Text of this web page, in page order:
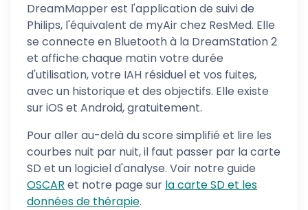
DreamMapper est l'application de suivi de
Philips, l'équivalent de myAir chez ResMed. Elle
se connecte en Bluetooth à la DreamStation 2
et affiche chaque matin votre durée
d'utilisation, votre IAH résiduel et vos fuites,
avec un historique et des objectifs. Elle existe
sur iOS et Android, gratuitement.
Pour aller au-delà du score simplifié et lire les
courbes nuit par nuit, il faut passer par la carte
SD et un logiciel d'analyse. Voir notre guide
OSCAR et notre page sur la carte SD et les
données de thérapie.